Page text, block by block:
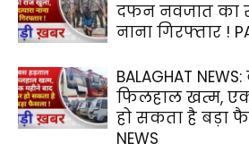
दफन नवजात का
नाना गिरफ्तार !
BALAGHAT
फिलहाल खत्म,
हो सकता है बड़ा
NEWS